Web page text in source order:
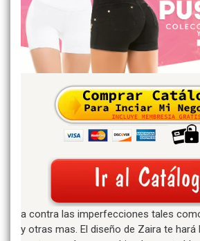
a contra las imperfecciones tales
y otras mas. El diseño de Zaira te hará